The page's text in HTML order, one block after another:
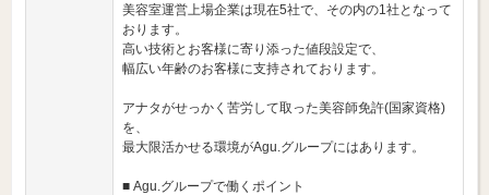
美容室運営上場企業は現在5社で、その内の1社となって
おります。
高い技術とお客様に寄り添った値段設定で、
幅広い年齢のお客様に支持されております。
アナタがせっかく苦労して取った美容師免許(国家資格)
を、
最大限活かせる環境がAgu.グループにはあります。
■ Agu.グループで働くポイント